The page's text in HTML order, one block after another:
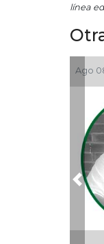
línea
Ago